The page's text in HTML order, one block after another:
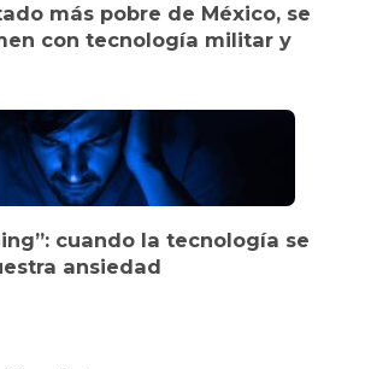
más pobre de México, se
con tecnología militar y
cuando la tecnología se
ansiedad